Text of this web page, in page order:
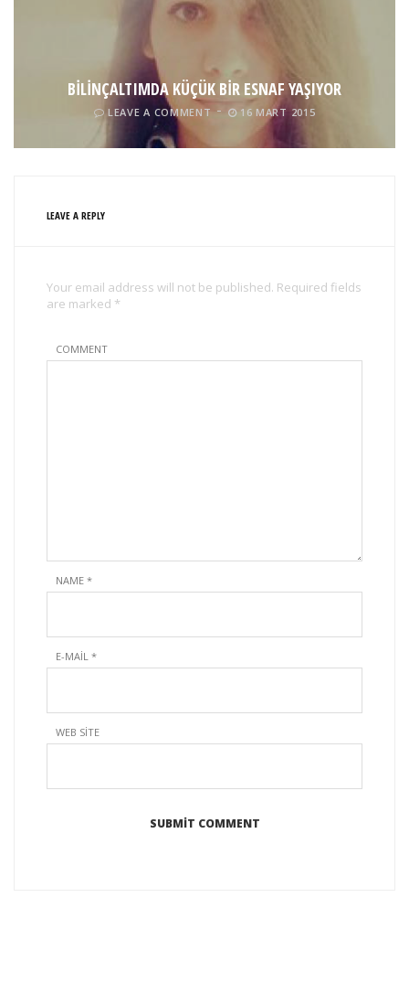
BİLİNÇALTIMDA KÜÇÜK BİR ESNAF YAŞIYOR
LEAVE A COMMENT 16 MART 2015
LEAVE A REPLY
Your email address will not be published. Required fields
are marked *
COMMENT
NAME *
E-MAIL *
WEB SITE